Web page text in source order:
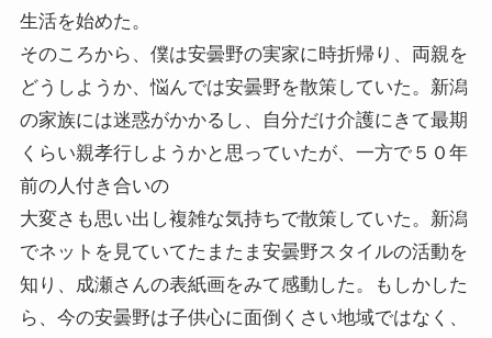
生活を始めた。
そのころから、僕は安曇野の実家に時折帰り、両親を
どうしようか、悩んでは安曇野を散策していた。新潟
の家族には迷惑がかかるし、自分だけ介護にきて最期
くらい親孝行しようかと思っていたが、一方で５０年
前の人付き合いの
大変さも思い出し複雑な気持ちで散策していた。新潟
でネットを見ていてたまたま安曇野スタイルの活動を
知り、成瀬さんの表紙画をみて感動した。もしかした
ら、今の安曇野は子供心に面倒くさい地域ではなく、